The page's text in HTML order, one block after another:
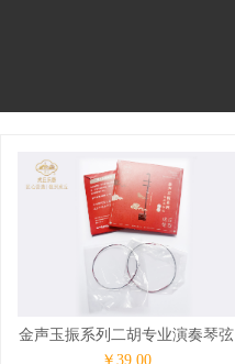
金声玉振系列二胡专业演奏琴弦
￥39.00